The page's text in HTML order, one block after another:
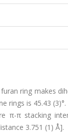
ring makes
rings is 45.43
π-π stacking
3.751 (1) Å].